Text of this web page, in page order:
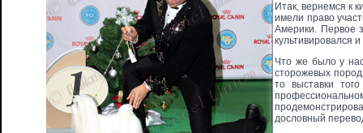
Итак, вернемся к
имели право
Америки. Первое
культивировался
Что же было у
сторожевых
то выставки
дословный